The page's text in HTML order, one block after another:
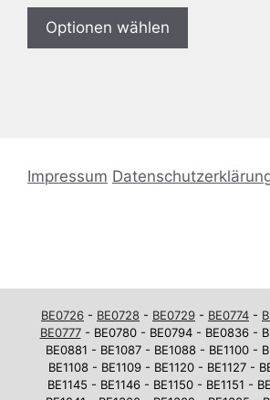
Optionen wählen
Impressum
BE0726 - BE0728 - BE0729 - BE0774 -
BE0777- BE0780 - BE0794 - BE0836 -
BE0881 - BE1087 - BE1088 - BE1100 -
BE1108 - BE1109 - BE1120 - BE1127 -
BE1145 - BE1146 - BE1150 - BE1151 -